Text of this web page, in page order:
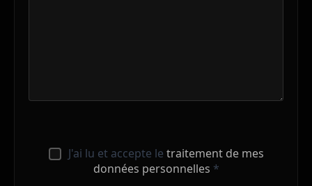
J'ai lu et accepte le traitement de mes
données personnelles *